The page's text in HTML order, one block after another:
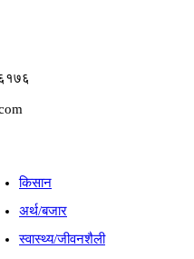
किसान
अर्थ/बजार
स्वास्थ्य/जीवनशैली